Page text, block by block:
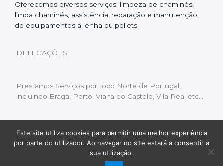
Oferecemos diversos serviços: limpeza de chaminés,
limpa chaminés, assistência, reparação e manutenção,
de equipamentos a lenha ou pellets.
DELEGAÇÕES
Prestamos Serviços por todo Norte de Portugal,
incluindo Braga, Porto, Viana do Castelo, Vila Real etc…
Livro de Reclamações | Política de Privacidade
Copyright © 2022 Limpeza Chaminés | Desenvolvido
Fluxo Digital – a inovar a web
Este site utiliza cookies para permitir uma melhor experiência
por parte do utilizador. Ao navegar no site estará a consentir a
sua utilização.